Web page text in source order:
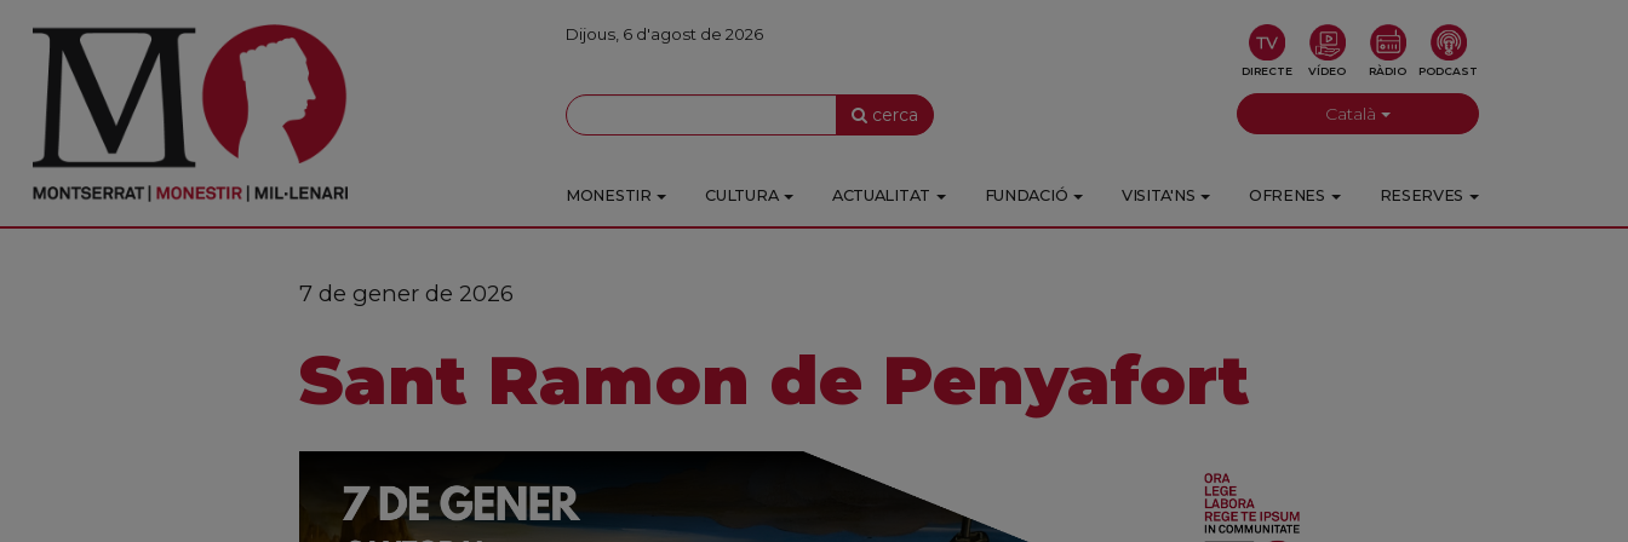
PORTADA
Monestir
Dijous, 6 d'agost de 2026
cerca
DIRECTE VÍDEO RÀDIO PODCAST
Català
MONESTIR CULTURA ACTUALITAT FUNDACIÓ VISITA'NS OFRENES RESERVES
7 de gener de 2026
Sant Ramon de Penyafort